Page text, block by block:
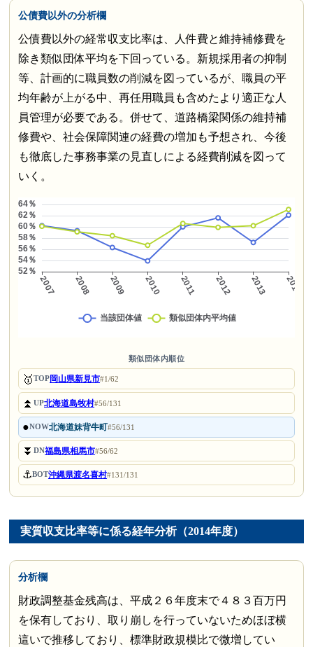
公債費以外の分析欄
公債費以外の経常収支比率は、人件費と維持補修費を
除き類似団体平均を下回っている。新規採用者の抑制
等、計画的に職員数の削減を図っているが、職員の平
均年齢が上がる中、再任用職員も含めたより適正な人
員管理が必要である。併せて、道路橋梁関係の維持補
修費や、社会保障関連の経費の増加も予想され、今後
も徹底した事務事業の見直しによる経費削減を図って
いく。
類似団体内順位
🥇TOP岡山県新見市#1/62
⏫UP北海道島牧村#56/131
●NOW北海道妹背牛町#56/131
⏬DN福島県相馬市#56/62
⚓BOT沖縄県渡名喜村#131/131
実質収支比率等に係る経年分析（2014年度）
分析欄
財政調整基金残高は、平成２６年度末で４８３百万円
を保有しており、取り崩しを行っていないためほぼ横
這いで推移しており、標準財政規模比で微増してい